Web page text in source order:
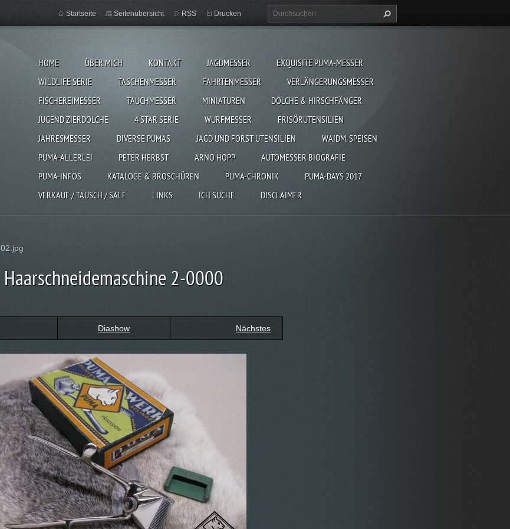
HOME ÜBER MICH KONTAKT JAGDMESSER
EXQUISITE PUMA-MESSER
WILDLIFE SERIE
TASCHENMESSER FAHRTENMESSER
VERLÄNGERUNGSMESSER
FISCHEREIMESSER
TAUCHMESSER MINIATUREN
DOLCHE & HIRSCHFÄNGER
JUGEND ZIERDOLCHE
4 STAR SERIE WURFMESSER
FRISÖRUTENSILIEN
JAHRESMESSER
DIVERSE PUMAS JAGD UND FORST-UTENSILIEN
WAIDM. SPEISEN
PUMA-ALLERLEI
PETER HERBST ARNO HOPP
AUTOMESSER BIOGRAFIE
PUMA-INFOS
KATALOGE & BROSCHÜREN PUMA-CHRONIK
PUMA-DAYS 2017
VERKAUF / TAUSCH / SALE
LINKS ICH SUCHE DISCLAIMER
Startseite Seitenübersicht RSS Drucken
02.jpg
Haarschneidemaschine 2-0000
Diashow Nächstes